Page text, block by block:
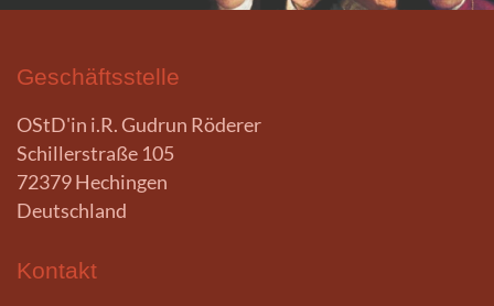
Geschäftsstelle
OStD'in i.R. Gudrun Röderer
Schillerstraße 105
72379 Hechingen
Deutschland
Kontakt